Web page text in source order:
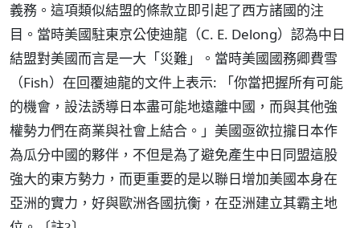
義務。這項類似結盟的條款立即引起了西方諸國的注
目。當時美國駐東京公使迪龍（C. E. Delong）認為中日
結盟對美國而言是一大「災難」。當時美國國務卿費雪
（Fish）在回覆迪龍的文件上表示: 「你當把握所有可能
的機會，設法誘導日本盡可能地遠離中國，而與其他強
權勢力們在商業與社會上結合。」美國亟欲拉攏日本作
為瓜分中國的夥伴，不但是為了避免產生中日同盟這股
強大的東方勢力，而更重要的是以聯日增加美國本身在
亞洲的實力，好與歐洲各國抗衡，在亞洲建立其霸主地